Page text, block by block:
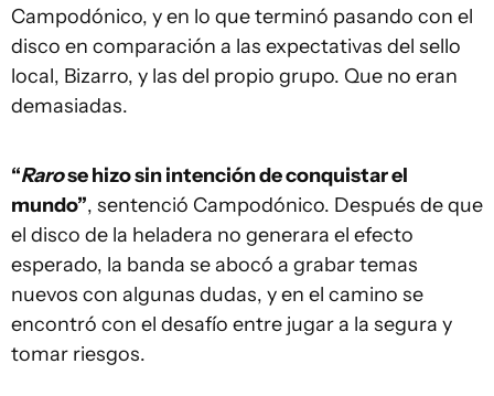
Campodónico, y en lo que terminó pasando con el
disco en comparación a las expectativas del sello
local, Bizarro, y las del propio grupo. Que no eran
demasiadas.
“Rarose hizo sin intención de conquistar el
mundo”, sentenció Campodónico. Después de que
el disco de la heladera no generara el efecto
esperado, la banda se abocó a grabar temas
nuevos con algunas dudas, y en el camino se
encontró con el desafío entre jugar a la segura y
tomar riesgos.